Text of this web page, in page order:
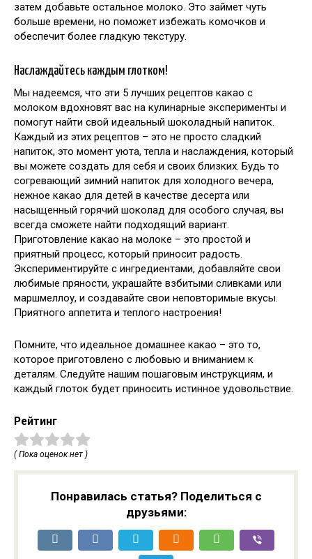
затем добавьте остальное молоко. Это займет чуть
больше времени, но поможет избежать комочков и
обеспечит более гладкую текстуру.
Наслаждайтесь каждым глотком!
Мы надеемся, что эти 5 лучших рецептов какао с
молоком вдохновят вас на кулинарные эксперименты и
помогут найти свой идеальный шоколадный напиток.
Каждый из этих рецептов – это не просто сладкий
напиток, это момент уюта, тепла и наслаждения, который
вы можете создать для себя и своих близких. Будь то
согревающий зимний напиток для холодного вечера,
нежное какао для детей в качестве десерта или
насыщенный горячий шоколад для особого случая, вы
всегда сможете найти подходящий вариант.
Приготовление какао на молоке – это простой и
приятный процесс, который приносит радость.
Экспериментируйте с ингредиентами, добавляйте свои
любимые пряности, украшайте взбитыми сливками или
маршмеллоу, и создавайте свои неповторимые вкусы.
Приятного аппетита и теплого настроения!
Помните, что идеальное домашнее какао – это то,
которое приготовлено с любовью и вниманием к
деталям. Следуйте нашим пошаговым инструкциям, и
каждый глоток будет приносить истинное удовольствие.
Рейтинг
( Пока оценок нет )
Понравилась статья? Поделиться с
друзьями: